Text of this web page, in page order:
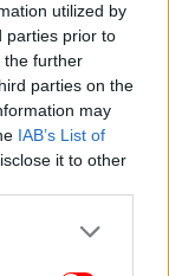
utilized by
parties prior to
the further
parties on the
may
IAB’s List of
it to other
more Google
στα
άνθρωποι
έλεγχοι
με
στα
όσους
κανονισμό